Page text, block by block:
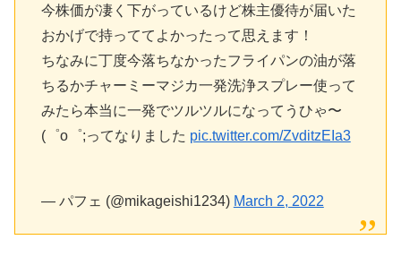
今株価が凄く下がっているけど株主優待が届いた
おかげで持っててよかったって思えます！
ちなみに丁度今落ちなかったフライパンの油が落
ちるかチャーミーマジカ一発洗浄スプレー使って
みたら本当に一発でツルツルになってうひゃ〜
(゜o゜;ってなりました pic.twitter.com/ZvditzEIa3
— パフェ (@mikageishi1234) March 2, 2022